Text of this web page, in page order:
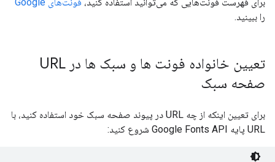
را ببینید.
تعیین خانواده فونت ها و سبک ها در URL
صفحه سبک
برای تعیین اینکه از چه URL در پیوند صفحه سبک خود استفاده کنید، با
URL پایه Google Fonts API شروع کنید: